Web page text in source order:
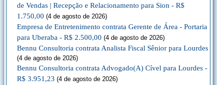
de Vendas | Recepção e Relacionamento para Sion - R$
1.750,00 (4 de agosto de 2026)
Empresa de Entretenimento contrata Gerente de Área - Portaria
para Uberaba - R$ 2.500,00 (4 de agosto de 2026)
Bennu Consultoria contrata Analista Fiscal Sênior para Lourdes
(4 de agosto de 2026)
Bennu Consultoria contrata Advogado(A) Cível para Lourdes -
R$ 3.951,23 (4 de agosto de 2026)